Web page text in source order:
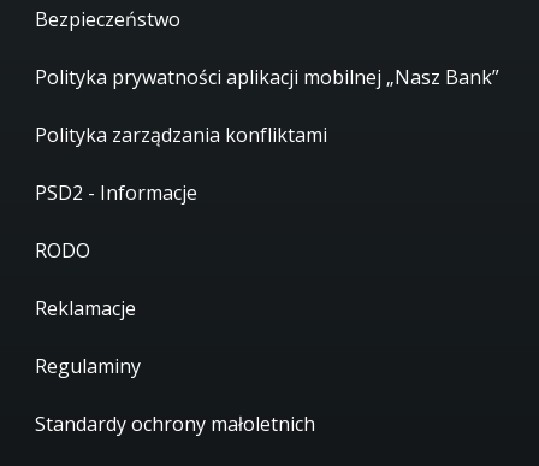
Bezpieczeństwo
Polityka prywatności aplikacji mobilnej „Nasz Bank”
Polityka zarządzania konfliktami
PSD2 - Informacje
RODO
Reklamacje
Regulaminy
Standardy ochrony małoletnich